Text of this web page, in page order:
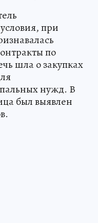
при
по
шла о закупках
нужд. В
был выявлен